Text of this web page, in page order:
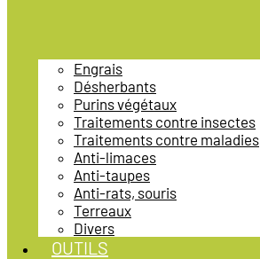
Engrais
Désherbants
Purins végétaux
Traitements contre insectes
Traitements contre maladies
Anti-limaces
Anti-taupes
Anti-rats, souris
Terreaux
Divers
OUTILS